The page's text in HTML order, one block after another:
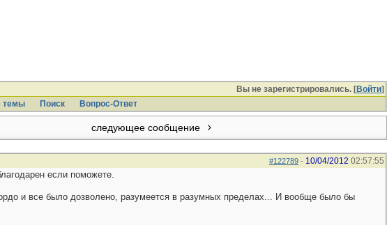
Вы не зарегистрировались. [Войти]
темы Поиcк Вопрос-Ответ
следующее сообщение
#122789 - 10/04/2012 02:57:55
если поможете.
и все было дозволено, разумеется в разумных пределах... И вообще было бы